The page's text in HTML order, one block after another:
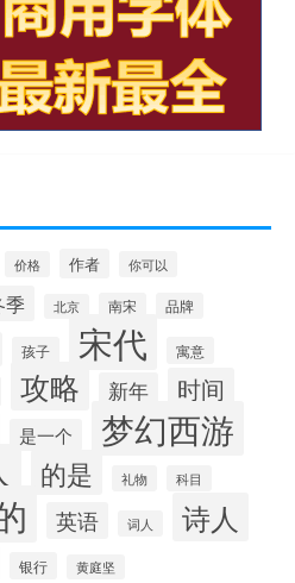
价格 作者 你可以
季 北京 南宋 品牌
孩子 宋代 寓意
攻略 新年 时间
是一个 梦幻西游
的是 礼物 科目
英语 词人 诗人
银行 黄庭坚